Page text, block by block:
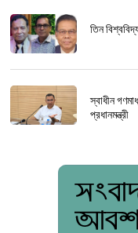
তিন
স্বাধীন
প্রধানমন্ত্রী